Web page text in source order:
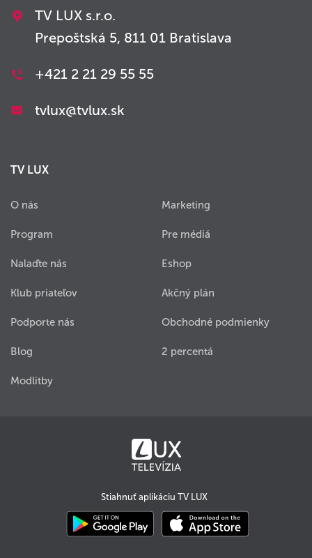
TV LUX s.r.o.
Prepoštská 5, 811 01 Bratislava
+421 2 21 29 55 55
tvlux@tvlux.sk
TV LUX
O nás
Program
Nalaďte nás
Klub priateľov
Podporte nás
Blog
Modlitby
Marketing
Pre médiá
Eshop
Akčný plán
Obchodné podmienky
2 percentá
Stiahnuť aplikáciu TV LUX